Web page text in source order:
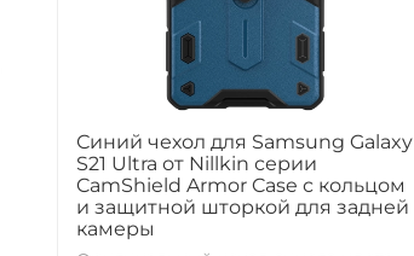
Синий чехол для Samsung Galaxy
S21 Ultra от Nillkin серии
CamShield Armor Case с кольцом
и защитной шторкой для задней
камеры